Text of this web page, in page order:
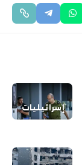
إسرائيليات